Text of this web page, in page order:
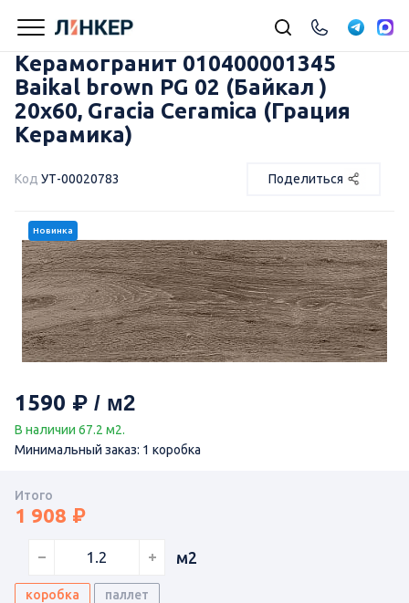
Керамогранит 010400001345
Baikal brown PG 02 (Байкал )
20х60, Gracia Ceramica (Грация
Керамика)
Код УТ-00020783 Поделиться
Новинка
1590
В наличии 67.2 м2.
Минимальный заказ: 1 коробка
Итого
1 908
м2
коробка
паллет